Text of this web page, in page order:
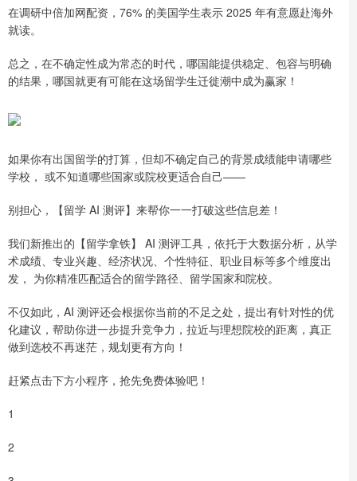
在调研中倍加网配资，76% 的美国学生表示 2025 年有意愿赴海外
就读。
总之，在不确定性成为常态的时代，哪国能提供稳定、包容与明确
的结果，哪国就更有可能在这场留学生迁徙潮中成为赢家！
如果你有出国留学的打算，但却不确定自己的背景成绩能申请哪些
学校， 或不知道哪些国家或院校更适合自己——
别担心，【留学 AI 测评】来帮你一一打破这些信息差！
我们新推出的【留学拿铁】 AI 测评工具，依托于大数据分析，从学
术成绩、专业兴趣、经济状况、个性特征、职业目标等多个维度出
发， 为你精准匹配适合的留学路径、留学国家和院校。
不仅如此，AI 测评还会根据你当前的不足之处，提出有针对性的优
化建议，帮助你进一步提升竞争力，拉近与理想院校的距离，真正
做到选校不再迷茫，规划更有方向！
赶紧点击下方小程序，抢先免费体验吧！
1
2